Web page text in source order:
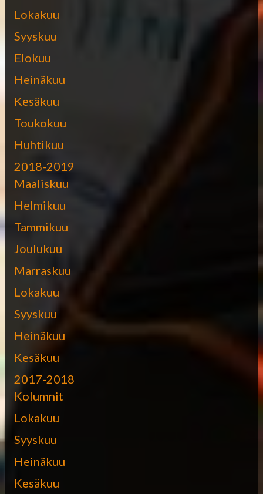
Lokakuu
Syyskuu
Elokuu
Heinäkuu
Kesäkuu
Toukokuu
Huhtikuu
2018-2019
Maaliskuu
Helmikuu
Tammikuu
Joulukuu
Marraskuu
Lokakuu
Syyskuu
Heinäkuu
Kesäkuu
2017-2018
Kolumnit
Lokakuu
Syyskuu
Heinäkuu
Kesäkuu